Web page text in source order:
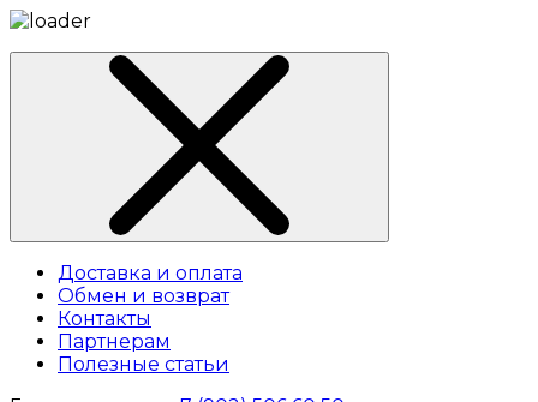
Доставка и оплата
Обмен и возврат
Контакты
Партнерам
Полезные статьи